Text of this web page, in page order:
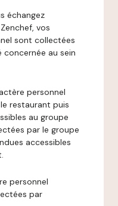
échangez
vos
sont collectées
concernée au sein
personnel
restaurant puis
au groupe
par le groupe
accessibles
personnel
par